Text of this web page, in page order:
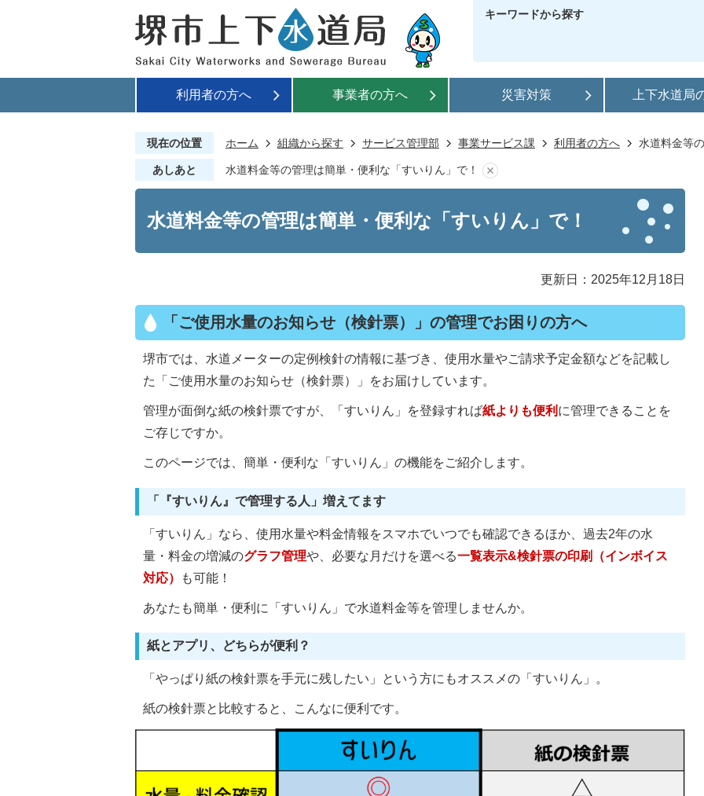
キーワードから探す
利用者の方へ 事業者の方へ 災害対策 上下水道局
現在の位置 ホーム 組織から探す サービス管理部 事業サービス課 利用者の方へ 水道料金等
あしあと 水道料金等の管理は簡単・便利な「すいりん」で！
水道料金等の管理は簡単・便利な「すいりん」で！
更新日：2025年12月18日
「ご使用水量のお知らせ（検針票）」の管理でお困りの方へ
堺市では、水道メーターの定例検針の情報に基づき、使用水量やご請求予定金額などを記載し
た「ご使用水量のお知らせ（検針票）」をお届けしています。
管理が面倒な紙の検針票ですが、「すいりん」を登録すれば紙よりも便利 に管理できることを
ご存じですか。
このページでは、簡単・便利な「すいりん」の機能をご紹介します。
「『すいりん』で管理する人」増えてます
「すいりん」なら、使用水量や料金情報をスマホでいつでも確認できるほか、過去2年の水
量・料金の増減のグラフ管理や、必要な月だけを選べる一覧表示&検針票の印刷（インボイス
対応）
も可能！
あなたも簡単・便利に「すいりん」で水道料金等を管理しませんか。
紙とアプリ、どちらが便利？
「やっぱり紙の検針票を手元に残したい」という方にもオススメの「すいりん」。
紙の検針票と比較すると、こんなに便利です。